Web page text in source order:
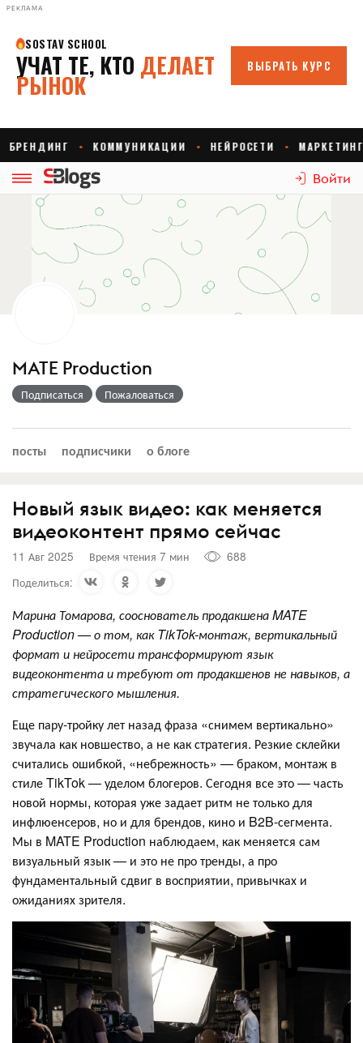
РЕКЛАМА
Войти
MATE Production
Подписаться Пожаловаться
посты подписчики о блоге
Новый язык видео: как меняется
видеоконтент прямо сейчас
11 Авг 2025 Время чтения 7 мин
688
Поделиться:
Марина Томарова, сооснователь продакшена MATE
Production — о том, как TikTok-монтаж, вертикальный
формат и нейросети трансформируют язык
видеоконтента и требуют от продакшенов не навыков, а
стратегического мышления.
Еще пару-тройку лет назад фраза «снимем вертикально»
звучала как новшество, а не как стратегия. Резкие склейки
считались ошибкой, «небрежность» — браком, монтаж в
стиле TikTok — уделом блогеров. Сегодня все это — часть
новой нормы, которая уже задает ритм не только для
инфлюенсеров, но и для брендов, кино и B2B-сегмента.
Мы в MATE Production наблюдаем, как меняется сам
визуальный язык — и это не про тренды, а про
фундаментальный сдвиг в восприятии, привычках и
ожиданиях зрителя.